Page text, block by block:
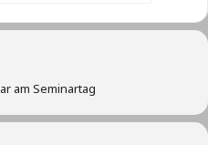
am Seminartag